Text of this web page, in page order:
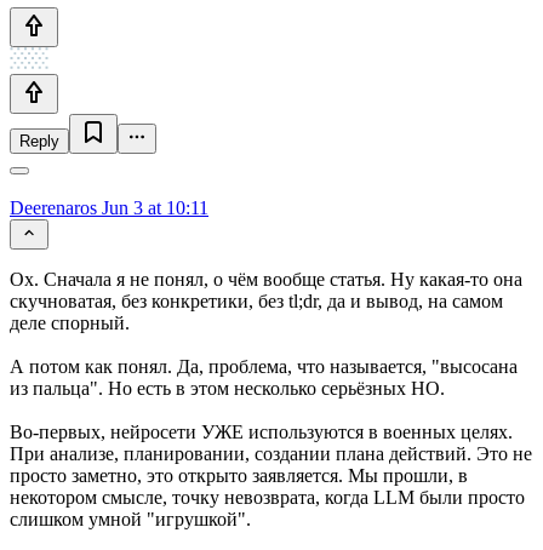
Reply
Deerenaros Jun 3 at 10:11
Ох. Сначала я не понял, о чём вообще статья. Ну какая-то она
скучноватая, без конкретики, без tl;dr, да и вывод, на самом
деле спорный.
А потом как понял. Да, проблема, что называется, "высосана
из пальца". Но есть в этом несколько серьёзных НО.
Во-первых, нейросети УЖЕ используются в военных целях.
При анализе, планировании, создании плана действий. Это не
просто заметно, это открыто заявляется. Мы прошли, в
некотором смысле, точку невозврата, когда LLM были просто
слишком умной "игрушкой".